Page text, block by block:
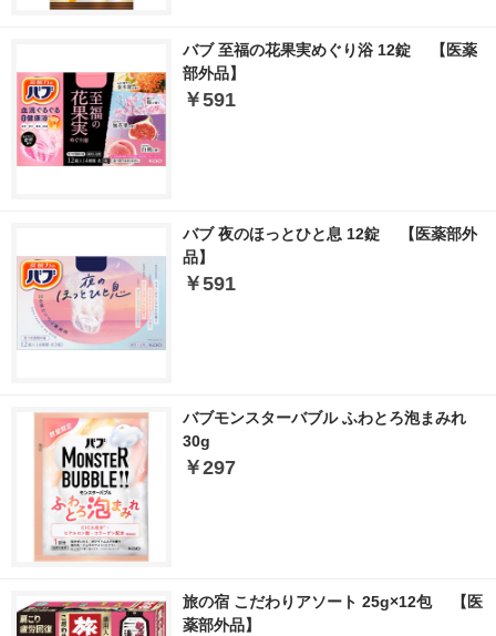
バブ 至福の花果実めぐり浴 12錠 【医薬
部外品】
￥591
バブ 夜のほっとひと息 12錠 【医薬部外
品】
￥591
バブモンスターバブル ふわとろ泡まみれ
30g
￥297
旅の宿 こだわりアソート 25g×12包 【医
薬部外品】